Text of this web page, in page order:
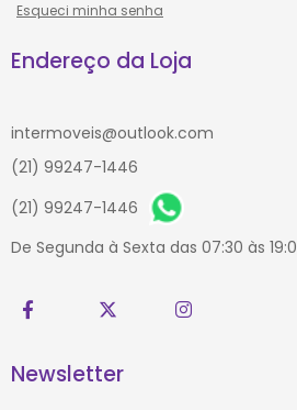
Esqueci minha senha
Endereço da Loja
intermoveis@outlook.com
(21) 99247-1446
(21) 99247-1446
De Segunda à Sexta das 07:30 às
Newsletter